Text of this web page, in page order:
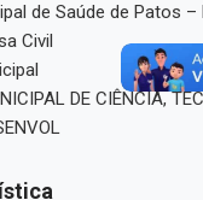
de Saúde de Patos –
Civil
DE CIÊNCIA,